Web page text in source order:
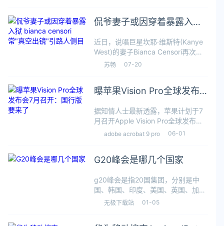
重近1吨。据估计，卡修斯出生
侃爷妻子或因穿着暴露入狱
镜"引路人侧目
近日，说唱巨星坎耶·维斯特(Kanye
West)的妻子Bianca Censori再次引
发热议。这位澳大利亚美女因大胆前
最近频频
苏畅 07-20
曝苹果Vision Pro全球发布
据知情人士最新透露，苹果计划于7
月召开Apple Vision Pro全球发布
会。按照此前曝光的信息，苹果这次
Apple Vision
adobe acrobat 9 pro 06-01
G20峰会是哪几个国家
g20峰会是指20国集团，分别是中
国、韩国、印度、美国、英国、加拿
大、德国、意大利、法国、俄罗斯、
无极下载站 01-05